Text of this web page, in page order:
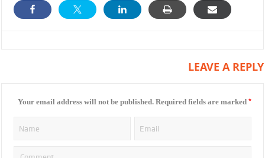
LEAVE A REPLY
Your email address will not be published. Required fields are marked *